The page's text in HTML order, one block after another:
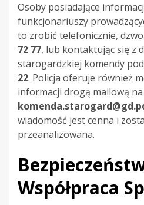
Osoby posiadające
funkcjonariuszy
to zrobić telefonicznie,
72 77, lub kontaktując się z
starogardzkiej komendy
22. Policja oferuje również
informacji drogą mailową
wiadomość jest cenna i
przeanalizowana.
Współpraca